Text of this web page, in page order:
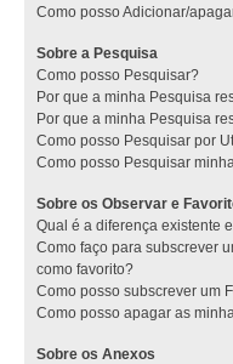
Como posso Adicionar/
Sobre a Pesquisa
Como posso Pesquisar?
Por que a minha Pesquisa
Por que a minha Pesquisa
Como posso Pesquisar por
Como posso Pesquisar
Sobre os Observar e
Qual é a diferença existente
Como faço para subscrever
como favorito?
Como posso subscrever um
Como posso apagar as
Sobre os Anexos